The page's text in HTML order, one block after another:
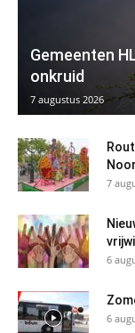
Gemeenten
onkruid
7 augustus 2026
7
6
6